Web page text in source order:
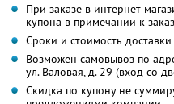
При заказе в интернет-
купона в примечании к
Сроки и стоимость
Возможен самовывоз по
ул. Валовая, д. 29 (вход со
Скидка по купону не